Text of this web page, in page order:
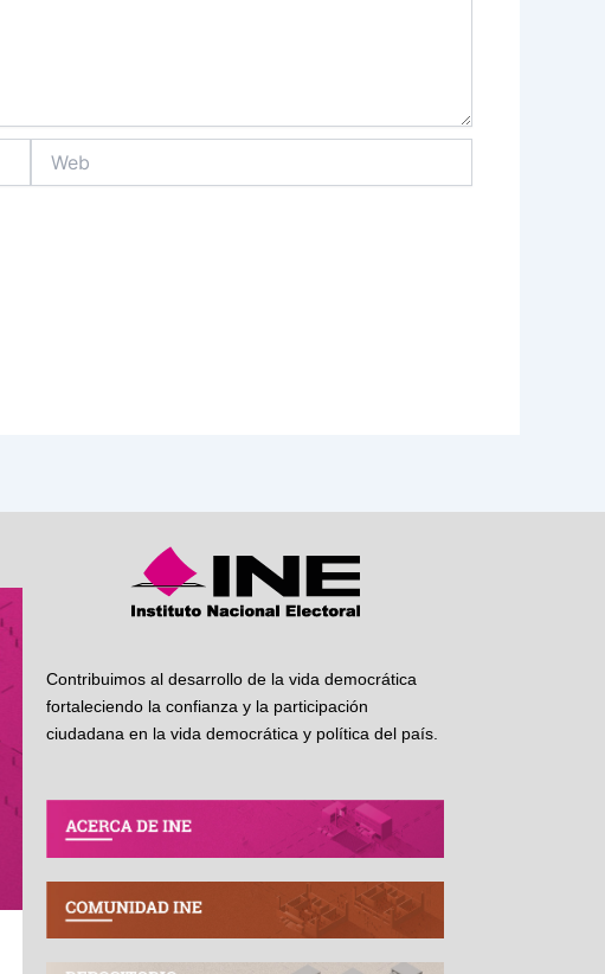
Contribuimos al desarrollo de la vida democrática
fortaleciendo la confianza y la participación
ciudadana en la vida democrática y política del país.